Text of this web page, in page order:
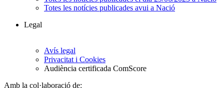
Totes les notícies publicades avui a Nació
Legal
Avís legal
Privacitat i Cookies
Audiència certificada ComScore
Amb la col·laboració de: